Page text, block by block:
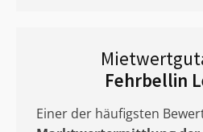
Fehrbellin
Einer der häufigsten